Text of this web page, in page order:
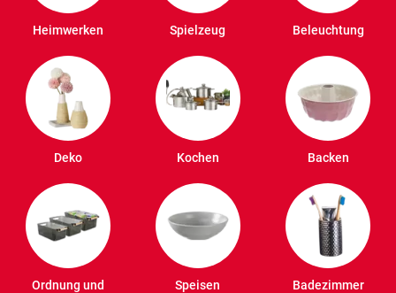
Heimwerken Spielzeug Beleuchtung
Deko Kochen Backen
Ordnung und
Speisen Badezimmer